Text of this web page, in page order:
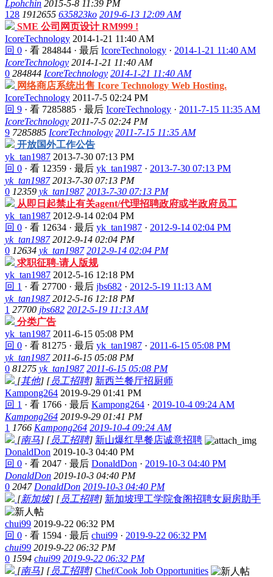
Lpohchin 2015-5-8 11:39 PM
128 1912655 635823ko 2019-6-13 12:09 AM
SME 公司网页设计 RM999 !
IcoreTechnology 2014-1-21 11:40 AM
回 0 · 看 284844 · 最后 IcoreTechnology · 2014-1-21 11:40 AM
IcoreTechnology 2014-1-21 11:40 AM
0 284844 IcoreTechnology 2014-1-21 11:40 AM
网络商店系统出售 Icore Technology Web Hosting.
IcoreTechnology 2011-7-5 02:24 PM
回 9 · 看 7285885 · 最后 IcoreTechnology · 2011-7-15 11:35 AM
IcoreTechnology 2011-7-5 02:24 PM
9 7285885 IcoreTechnology 2011-7-15 11:35 AM
开放国外工作公告
yk_tan1987 2013-7-30 07:13 PM
回 0 · 看 12359 · 最后 yk_tan1987 · 2013-7-30 07:13 PM
yk_tan1987 2013-7-30 07:13 PM
0 12359 yk_tan1987 2013-7-30 07:13 PM
从即日起禁止有关agent/代理招聘政府或半政府员工
yk_tan1987 2012-9-14 02:04 PM
回 0 · 看 12634 · 最后 yk_tan1987 · 2012-9-14 02:04 PM
yk_tan1987 2012-9-14 02:04 PM
0 12634 yk_tan1987 2012-9-14 02:04 PM
求职征聘-请人版规
yk_tan1987 2012-5-16 12:18 PM
回 1 · 看 27700 · 最后 jbs682 · 2012-5-19 11:13 AM
yk_tan1987 2012-5-16 12:18 PM
1 27700 jbs682 2012-5-19 11:13 AM
分类广告
yk_tan1987 2011-6-15 05:08 PM
回 0 · 看 81275 · 最后 yk_tan1987 · 2011-6-15 05:08 PM
yk_tan1987 2011-6-15 05:08 PM
0 81275 yk_tan1987 2011-6-15 05:08 PM
[其他] [员工招聘] 新西兰餐厅招厨师
Kampong264 2019-9-29 01:41 PM
回 1 · 看 1766 · 最后 Kampong264 · 2019-10-4 09:24 AM
Kampong264 2019-9-29 01:41 PM
1 1766 Kampong264 2019-10-4 09:24 AM
[南马] [员工招聘] 新山爆红早餐店诚意招聘
DonaldDon 2019-10-3 04:40 PM
回 0 · 看 2047 · 最后 DonaldDon · 2019-10-3 04:40 PM
DonaldDon 2019-10-3 04:40 PM
0 2047 DonaldDon 2019-10-3 04:40 PM
[新加坡] [员工招聘] 新加坡理工学院食阁招聘女厨房助手
chui99 2019-9-22 06:32 PM
回 0 · 看 1594 · 最后 chui99 · 2019-9-22 06:32 PM
chui99 2019-9-22 06:32 PM
0 1594 chui99 2019-9-22 06:32 PM
[南马] [员工招聘] Chef/Cook Job Opportunities